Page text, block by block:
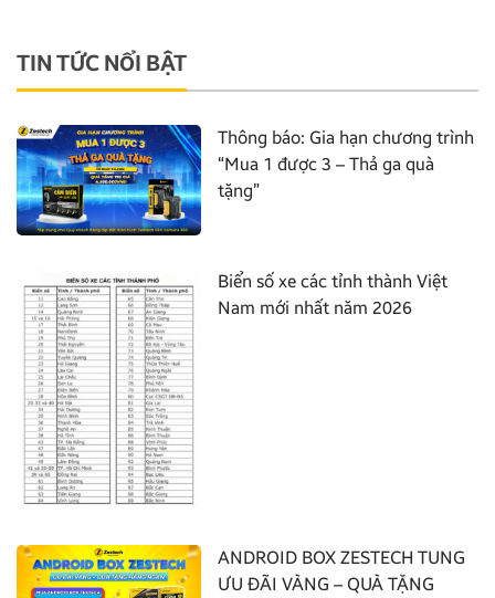
TIN TỨC NỔI BẬT
Thông báo: Gia hạn chương trình
“Mua 1 được 3 – Thả ga quà
tặng”
Biển số xe các tỉnh thành Việt
Nam mới nhất năm 2026
ANDROID BOX ZESTECH TUNG
ƯU ĐÃI VÀNG – QUÀ TẶNG